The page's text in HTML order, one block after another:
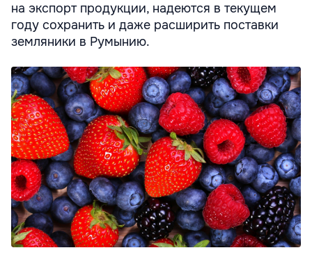
на экспорт продукции, надеются в текущем
году сохранить и даже расширить поставки
земляники в Румынию.